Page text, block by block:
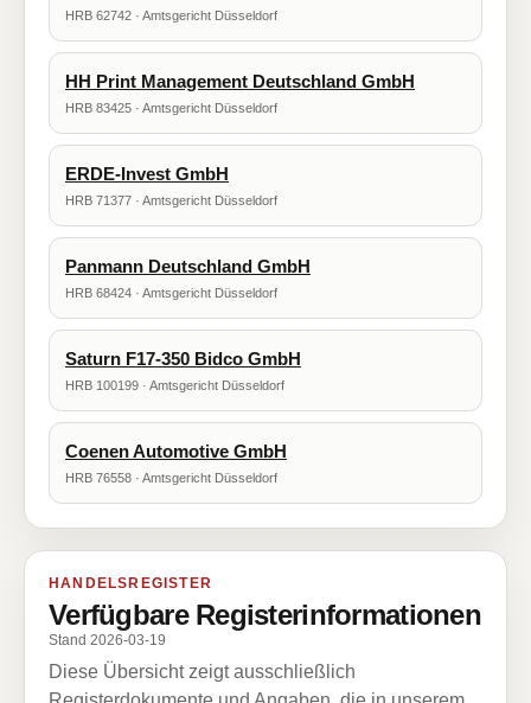
HRB 62742 · Amtsgericht Düsseldorf
HH Print Management Deutschland GmbH
HRB 83425 · Amtsgericht Düsseldorf
ERDE-Invest GmbH
HRB 71377 · Amtsgericht Düsseldorf
Panmann Deutschland GmbH
HRB 68424 · Amtsgericht Düsseldorf
Saturn F17-350 Bidco GmbH
HRB 100199 · Amtsgericht Düsseldorf
Coenen Automotive GmbH
HRB 76558 · Amtsgericht Düsseldorf
HANDELSREGISTER
Verfügbare Registerinformationen
Stand 2026-03-19
Diese Übersicht zeigt ausschließlich